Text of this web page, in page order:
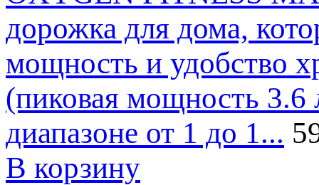
дорожка для дома,
мощность и удобство
(пиковая мощность 3.6
диапазоне от 1 до 1...
В корзину